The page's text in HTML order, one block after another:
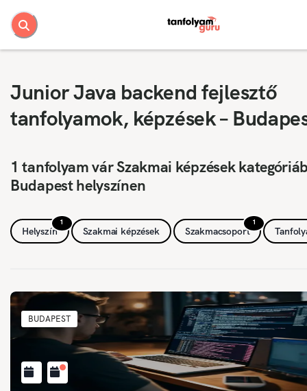
Junior Java backend fejlesztő
tanfolyamok, képzések –
1 tanfolyam vár Szakmai képzések
Budapest helyszínen
1
Helyszín Szakmai képzések
1
Szakmacsoport
BUDAPEST